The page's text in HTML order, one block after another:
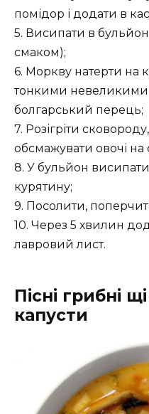
помідор і додати в
5. Висипати в
смаком);
6. Моркву натерти на
тонкими
болгарський перець;
7. Розігріти
обсмажувати овочі на
8. У бульйон
курятину;
9. Посолити,
10. Через 5 хвилин
лавровий лист.
Пісні грибні
капусти